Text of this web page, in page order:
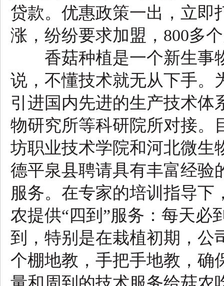
贷款。优惠政策一出，立即
涨，纷纷要求加盟，800多
香菇种植是一个新生事
说，不懂技术就无从下手。
引进国内先进的生产技术体
物研究所等科研院所对接。
坊职业技术学院和河北微生
德平泉县聘请具有丰富经验
服务。在专家的培训指导下
农提供“四到”服务：每天必
到，特别是在栽植初期，公
个棚地教，手把手地教，确